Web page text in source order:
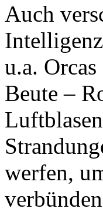
Auch
u.a.
Beute –
werfen,